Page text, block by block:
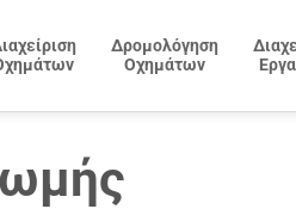
Δρομολόγηση
Οχημάτων